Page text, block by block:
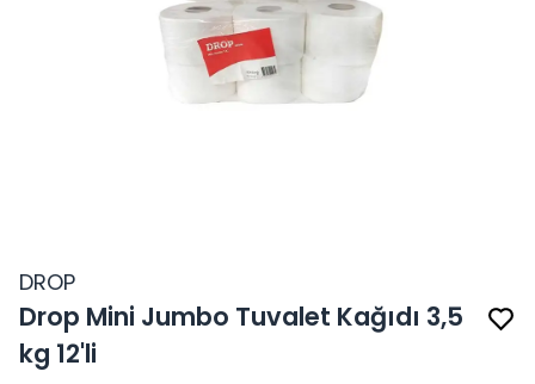
DROP
Drop Mini Jumbo Tuvalet Kağıdı 3,5
kg 12'li